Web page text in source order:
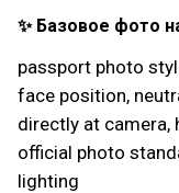
✨ Базовое фото
passport photo
face position,
directly at camera,
official photo
lighting